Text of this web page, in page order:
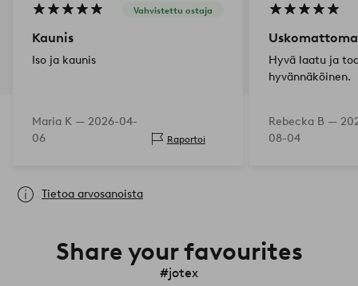
Vahvistettu ostaja
Kaunis
Iso ja kaunis
Maria K — 2026-04-
06
Raportoi
Hyvä laatu ja
hyvännäköinen.
Rebecka B —
08-04
Tietoa arvosanoista
Share your favourites
#jotex